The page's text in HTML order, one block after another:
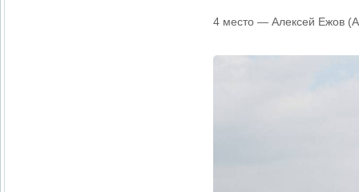
4 место — Алексей Ежов